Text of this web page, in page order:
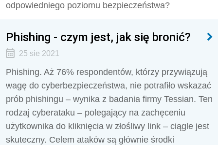
odpowiedniego poziomu bezpieczeństwa?
Phishing - czym jest, jak się bronić?
25 sie 2021
Phishing. Aż 76% respondentów, którzy przywiązują
wagę do cyberbezpieczeństwa, nie potrafiło wskazać
prób phishingu – wynika z badania firmy Tessian. Ten
rodzaj cyberataku – polegający na zachęceniu
użytkownika do kliknięcia w złośliwy link – ciągle jest
skuteczny. Celem ataków są głównie środki